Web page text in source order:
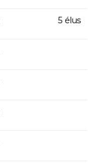
5 élus